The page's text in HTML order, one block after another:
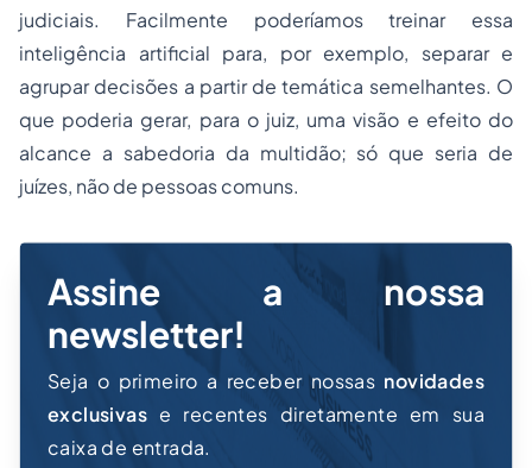
judiciais. Facilmente poderíamos treinar essa
inteligência artificial para, por exemplo, separar e
agrupar decisões a partir de temática semelhantes. O
que poderia gerar, para o juiz, uma visão e efeito do
alcance a sabedoria da multidão; só que seria de
juízes, não de pessoas comuns.
Assine a nossa
newsletter!
Seja o primeiro a receber nossas novidades
exclusivas e recentes diretamente em sua
caixa de entrada.